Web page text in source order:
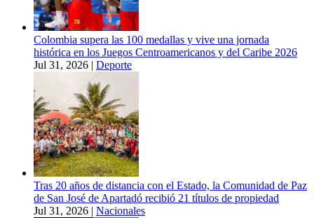
Colombia supera las 100 medallas y vive una jornada
histórica en los Juegos Centroamericanos y del Caribe 2026
Jul 31, 2026 | Deporte
Tras 20 años de distancia con el Estado, la Comunidad de Paz
de San José de Apartadó recibió 21 títulos de propiedad
Jul 31, 2026 | Nacionales